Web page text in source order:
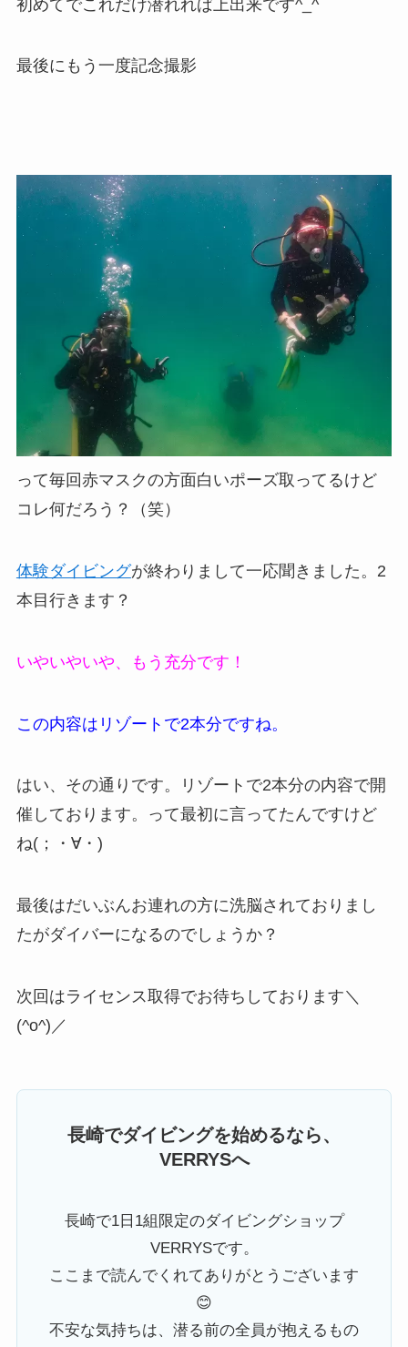
初めてでこれだけ潜れれば上出来です^_^
最後にもう一度記念撮影
って毎回赤マスクの方面白いポーズ取ってるけど
コレ何だろう？（笑）
体験ダイビングが終わりまして一応聞きました。2
本目行きます？
いやいやいや、もう充分です！
この内容はリゾートで2本分ですね。
はい、その通りです。リゾートで2本分の内容で開
催しております。って最初に言ってたんですけど
ね(；・∀・)
最後はだいぶんお連れの方に洗脳されておりまし
たがダイバーになるのでしょうか？
次回はライセンス取得でお待ちしております＼
(^o^)／
長崎でダイビングを始めるなら、
VERRYSへ
長崎で1日1組限定のダイビングショップ
VERRYSです。
ここまで読んでくれてありがとうございます
😊
不安な気持ちは、潜る前の全員が抱えるもの